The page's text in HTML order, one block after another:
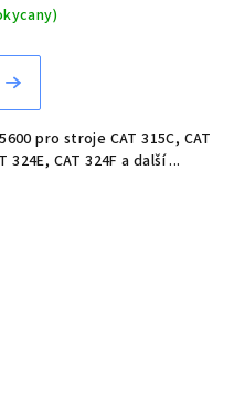
pro stroje CAT 315C, CAT
324E, CAT 324F a další ...